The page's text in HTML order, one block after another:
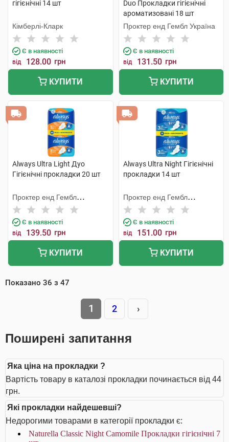
гігієнічні 14 шт
Кімберлі-Кларк
Є в наявності
від 128.00 грн
КУПИТИ
Duo Прокладки гігієнічні
ароматизовані 18 шт
Проктер енд Гембл Україна
Є в наявності
від 131.50 грн
КУПИТИ
Always Ultra Light Дуо
Гігієнічні прокладки 20 шт
Проктер енд Гембл
Мануфекчурінг
Є в наявності
від 139.50 грн
КУПИТИ
Always Ultra Night Гігієнічні
прокладки 14 шт
Проктер енд Гембл
Мануфекчурінг
Є в наявності
від 151.00 грн
КУПИТИ
Показано 36 з 47
1 2 ›
Поширені запитання
Яка ціна на прокладки ?
Вартість товару в каталозі прокладки починається від 44
грн.
Які прокладки найдешевші?
Недорогими товарами в категорії прокладки є:
Naturella Classic Night Camomile Прокладки гігієнічні 7